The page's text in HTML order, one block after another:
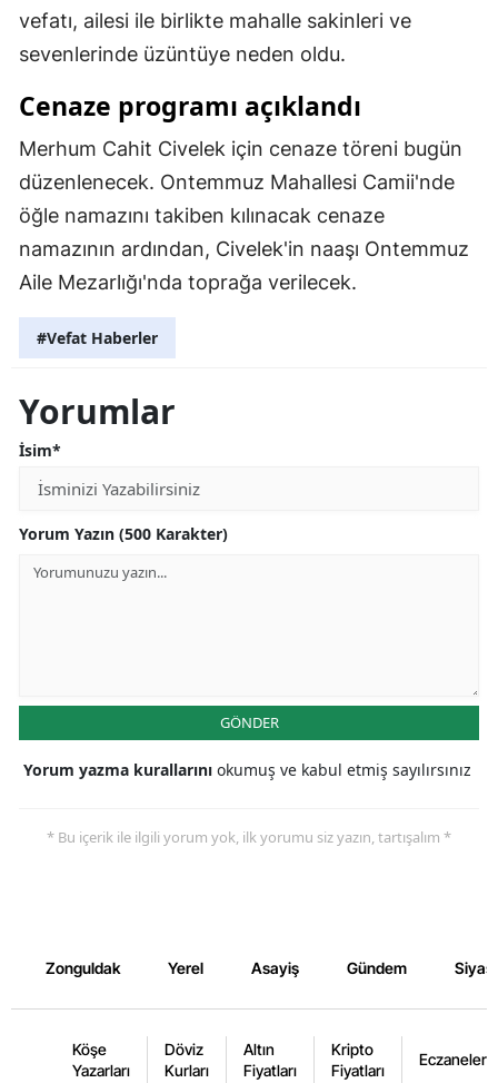
vefatı, ailesi ile birlikte mahalle sakinleri ve
sevenlerinde üzüntüye neden oldu.
Cenaze programı açıklandı
Merhum Cahit Civelek için cenaze töreni bugün
düzenlenecek. Ontemmuz Mahallesi Camii'nde
öğle namazını takiben kılınacak cenaze
namazının ardından, Civelek'in naaşı Ontemmuz
Aile Mezarlığı'nda toprağa verilecek.
#Vefat Haberler
Yorumlar
İsim*
Yorum Yazın (500 Karakter)
GÖNDER
Yorum yazma kurallarını okumuş ve kabul etmiş sayılırsınız
* Bu içerik ile ilgili yorum yok, ilk yorumu siz yazın, tartışalım *
Zonguldak Yerel Asayiş Gündem
Köşe
Yazarları
Döviz
Kurları
Altın
Fiyatları
Kripto
Fiyatları
Eczaneler